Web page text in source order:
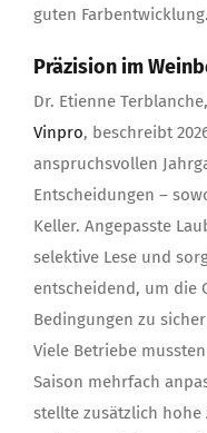
guten Farbentwicklung.
Präzision im
Dr. Etienne
Vinpro, beschreibt
anspruchsvollen
Entscheidungen –
Keller. Angepasste
selektive Lese und
entscheidend, um die
Bedingungen zu
Viele Betriebe
Saison mehrfach
stellte zusätzlich